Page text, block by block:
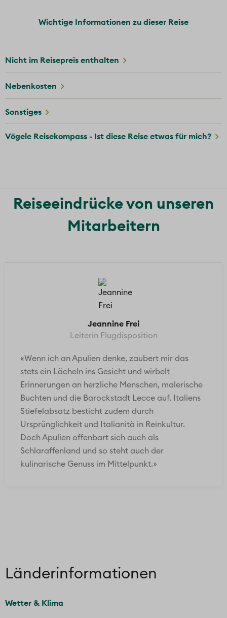
Reiseeindrücke von unseren
Mitarbeitern
Jeannine Frei
Leiterin Flugdisposition
«Wenn ich an Apulien denke, zaubert mir das
stets ein Lächeln ins Gesicht und wirbelt
Erinnerungen an herzliche Menschen, malerische
Buchten und die Barockstadt Lecce auf. Italiens
Stiefelabsatz besticht zudem durch
Ursprünglichkeit und Italianità in Reinkultur.
Doch Apulien offenbart sich auch als
Schlaraffenland und so steht auch der
kulinarische Genuss im Mittelpunkt.»
Wichtige Informationen zu dieser Reise
Nicht im Reisepreis enthalten
Nebenkosten
Sonstiges
Vögele Reisekompass - Ist diese Reise etwas für mich?
Länder­informationen
Wetter & Klima